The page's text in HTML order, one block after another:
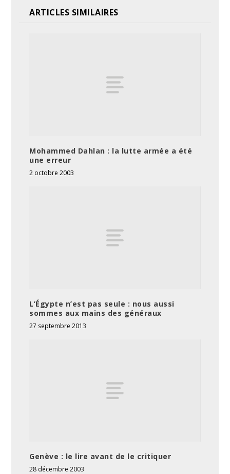
ARTICLES SIMILAIRES
Mohammed Dahlan : la lutte armée a été
une erreur
2 octobre 2003
L’Égypte n’est pas seule : nous aussi
sommes aux mains des généraux
27 septembre 2013
Genève : le lire avant de le critiquer
28 décembre 2003